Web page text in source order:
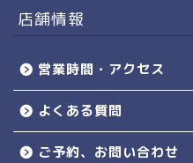
店舗情報
営業時間・アクセス
よくある質問
ご予約、お問い合わせ